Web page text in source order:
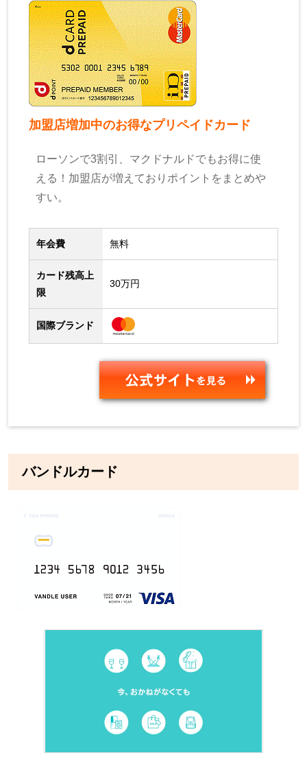
加盟店増加中のお得なプリペイドカード
ローソンで3割引、マクドナルドでもお得に使
える！加盟店が増えておりポイントをまとめや
すい。
年会費 無料
カード残高上
限
30万円
国際ブランド
バンドルカード